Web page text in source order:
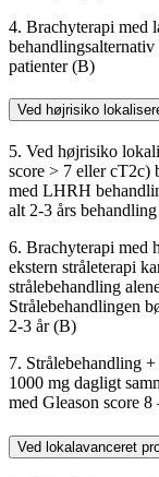
4. Brachyterapi med
patienter (B)
Ved højrisiko
5. Ved højrisiko
score > 7 eller cT2c)
med LHRH
alt 2-3 års
6. Brachyterapi med
ekstern stråleterapi
strålebehandling
Strålebehandlingen
2-3 år (B)
7. Strålebehandling
1000 mg dagligt
med Gleason score
Ved lokalavanceret